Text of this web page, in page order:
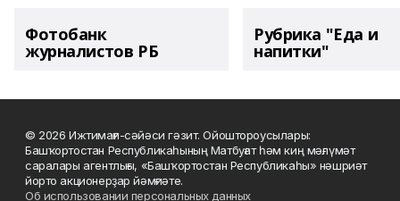
Фотобанк
журналистов РБ
Рубрика "Еда и
напитки"
© 2026 Ижтимағи-сәйәси гәзит. Ойоштороусылары:
Башҡортостан Республикаһының Матбуғат һәм киң мәғлүмәт
саралары агентлығы, «Башҡортостан Республикаһы» нәшриәт
йорто акционерҙар йәмғиәте.
Об использовании персональных данных